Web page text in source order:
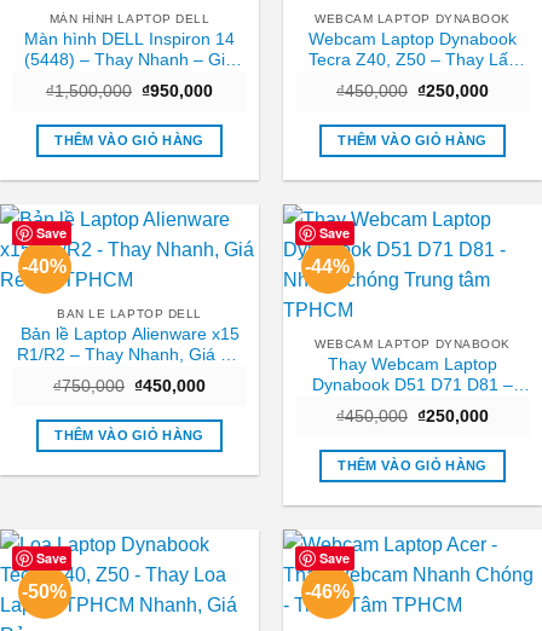
MÀN HÌNH LAPTOP DELL
Màn hình DELL Inspiron 14
(5448) – Thay Nhanh – Giá
₫1,500,000 Giá
là:
₫1,500,000.
₫950,000Giá
tại
₫950,000.
THÊM VÀO GIỎ HÀNG
WEBCAM LAPTOP DYNABOOK
Webcam Laptop Dynabook
Tecra Z40, Z50 – Thay Lấy
₫450,000 Giá
là:
₫450,000.
₫250,000Giá
tại
THÊM VÀO GIỎ HÀNG
Save
-40%
BAN LE LAPTOP DELL
Bản lề Laptop Alienware x15
R1/R2 – Thay Nhanh, Giá Rẻ
₫750,000 Giá
là:
₫750,000.
₫450,000Giá
tại
₫450,000.
THÊM VÀO GIỎ HÀNG
Save
-44%
WEBCAM LAPTOP DYNABOOK
Thay Webcam Laptop
Dynabook D51 D71 D81 –
TPHCM
₫450,000 Giá
là:
₫450,000.
₫250,000Giá
tại
THÊM VÀO GIỎ HÀNG
Save
-50%
Save
-46%